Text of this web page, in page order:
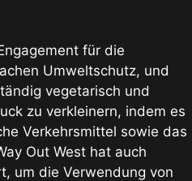
für die
Umweltschutz, und
vegetarisch und
zu verkleinern, indem es
Verkehrsmittel sowie das
Out West hat auch
um die Verwendung von